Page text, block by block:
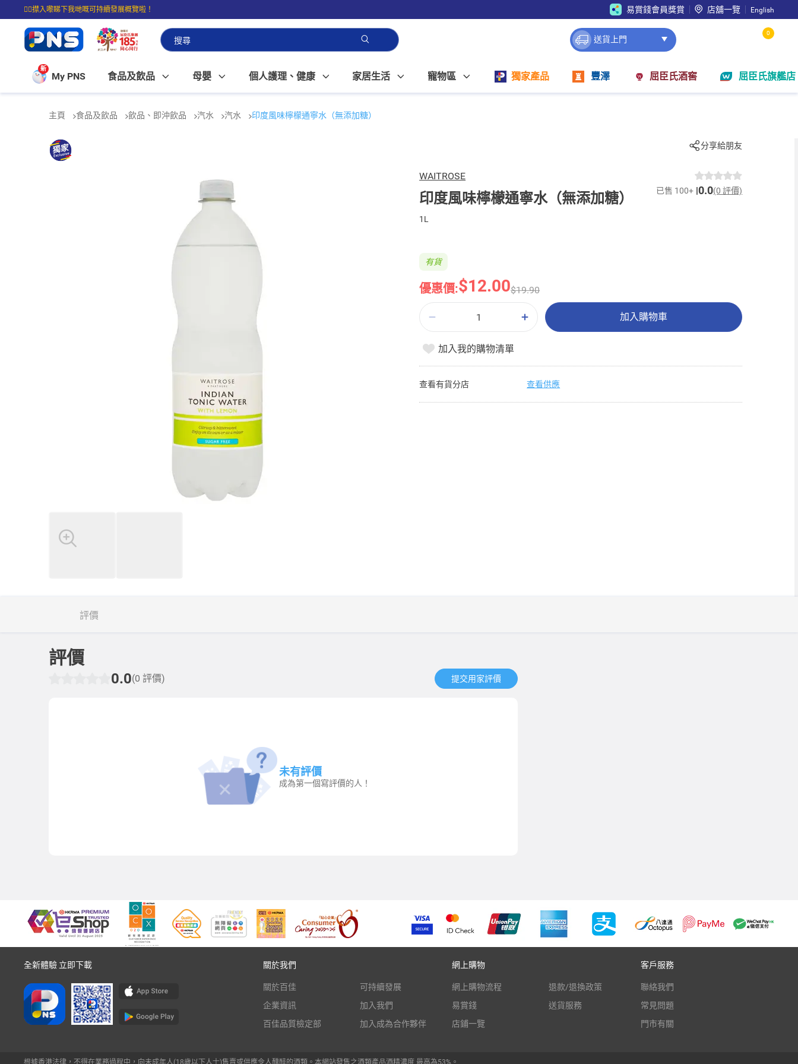
☝🏼㩒入嚟睇下我哋嘅可持續發展概覽啦！
⭐購物滿$399即享免費送貨；滿$100即可免費店取。
易賞錢會員獎賞 店舖一覽 English
送貨上門
0
新
My PNS 食品及飲品 母嬰 個人護理、健康 家居生活 寵物區 獨家產品 豐澤 屈臣氏酒窖 屈臣氏旗艦店
主頁 食品及飲品 飲品、即沖飲品 汽水 汽水 印度風味檸檬通寧水（無添加糖）
分享給朋友
WAITROSE
印度風味檸檬通寧水（無添加糖） 已售 100+ 0.0(0 評價)
1L
優惠價:$12.00$19.90
有貨
加入購物車
加入我的購物清單
查看有貨分店 查看供應
評價
評價
0.0(0 評價) 提交用家評價​
未有評價
成為第一個寫評價的人！
全新體驗 立即下載 關於我們
關於百佳
企業資訊
百佳品質檢定部
可持續發展
加入我們
加入成為合作夥伴
網上購物
網上購物流程
易賞錢
店鋪一覽
退款/退換政策
送貨服務
客戶服務
聯絡我們
常見問題
門市有關
根據香港法律，不得在業務過程中，向未成年人(18歲以下人士)售賣或供應令人醺醉的酒類。本網站發售之酒類產品酒精濃度 最高為53%。